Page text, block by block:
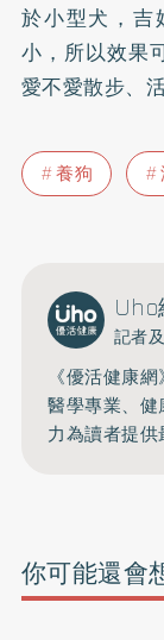
於小型犬，吉
小，所以效果
愛不愛散步、
養狗
記者
《優活健康
醫學專業、
力為讀者提供
你可能還會